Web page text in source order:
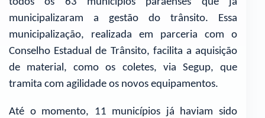
municipalizaram a gestão do trânsito. Essa
municipalização, realizada em parceria com o
Conselho Estadual de Trânsito, facilita a aquisição
de material, como os coletes, via Segup, que
tramita com agilidade os novos equipamentos.
Até o momento, 11 municípios já haviam sido